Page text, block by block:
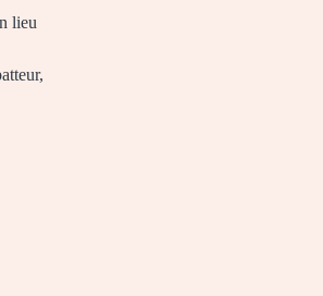
lieu